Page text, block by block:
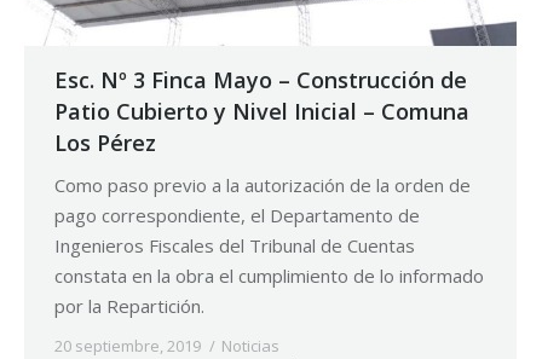
Esc. Nº 3 Finca Mayo – Construcción de
Patio Cubierto y Nivel Inicial – Comuna
Los Pérez
Como paso previo a la autorización de la orden de
pago correspondiente, el Departamento de
Ingenieros Fiscales del Tribunal de Cuentas
constata en la obra el cumplimiento de lo informado
por la Repartición.
20 septiembre, 2019 Noticias